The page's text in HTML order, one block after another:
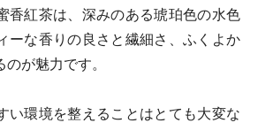
香紅茶は、深みのある琥珀色の水色
ーな香りの良さと繊細さ、ふくよか
が魅力です。
い環境を整えることはとても大変な